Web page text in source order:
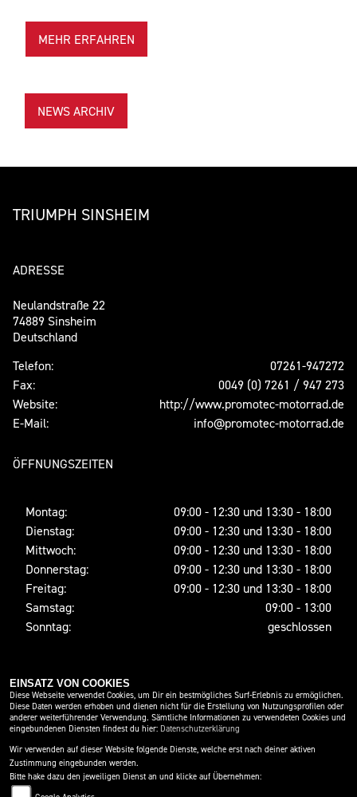
MEHR ERFAHREN
NEWS ARCHIV
TRIUMPH SINSHEIM
ADRESSE
Neulandstraße 22
74889 Sinsheim
Deutschland
Telefon:
07261-947272
Fax:
0049 (0) 7261 / 947 273
Website:
http://www.promotec-motorrad.de
E-Mail:
info@promotec-motorrad.de
ÖFFNUNGSZEITEN
Montag:
09:00 - 12:30 und 13:30 - 18:00
Dienstag:
09:00 - 12:30 und 13:30 - 18:00
Mittwoch:
09:00 - 12:30 und 13:30 - 18:00
Donnerstag:
09:00 - 12:30 und 13:30 - 18:00
Freitag:
09:00 - 12:30 und 13:30 - 18:00
Samstag:
09:00 - 13:00
Sonntag:
geschlossen
SOCIAL MEDIA
EINSATZ VON COOKIES
Diese Webseite verwendet Cookies, um Dir ein bestmögliches Surf-Erlebnis zu ermöglichen.
Diese Daten werden erhoben und dienen nicht für die Erstellung von Nutzungsprofilen oder
anderer weiterführender Verwendung. Sämtliche Informationen zu verwendeten Cookies und
eingebundenen Diensten findest du hier: Datenschutzerklärung
Wir verwenden auf dieser Website folgende Dienste, welche erst nach deiner aktiven
Zustimmung eingebunden werden.
Bitte hake dazu den jeweiligen Dienst an und klicke auf Übernehmen: